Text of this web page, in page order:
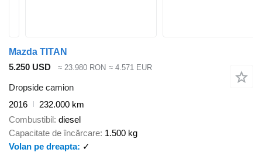
Mazda TITAN
5.250 USD
≈ 23.980 RON ≈ 4.571 EUR
Dropside camion
2016
232.000 km
Combustibil diesel
Capacitate de încărcare 1.500 kg
Volan pe dreapta
✓